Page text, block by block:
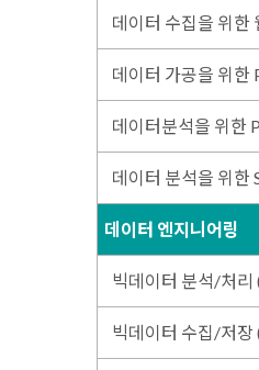
데이터 수집을 위한
데이터 가공을 위한
데이터분석을 위한
데이터 분석을 위한
데이터 엔지니어링
빅데이터 분석/처리
빅데이터 수집/저장